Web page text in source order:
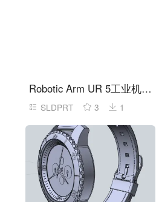
Robotic Arm UR 5工业机器人
SLDPRT 3 1